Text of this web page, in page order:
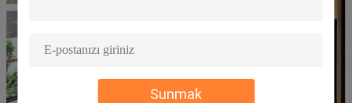
Sunmak